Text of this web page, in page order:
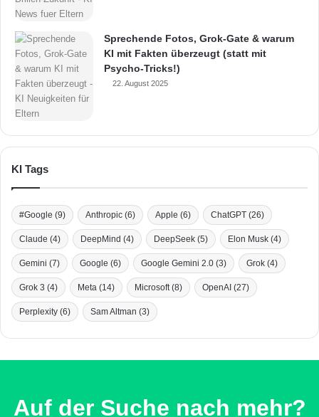
Sprechende Fotos, Grok-Gate & warum
KI mit Fakten überzeugt (statt mit
Psycho-Tricks!)
22. August 2025
KI Tags
#Google (9) Anthropic (6) Apple (6) ChatGPT (26)
Claude (4) DeepMind (4) DeepSeek (5) Elon Musk (4)
Gemini (7) Google (6) Google Gemini 2.0 (3) Grok (4)
Grok 3 (4) Meta (14) Microsoft(8) OpenAI (27)
Perplexity (6) Sam Altman (3)
Auf der Suche nach mehr?